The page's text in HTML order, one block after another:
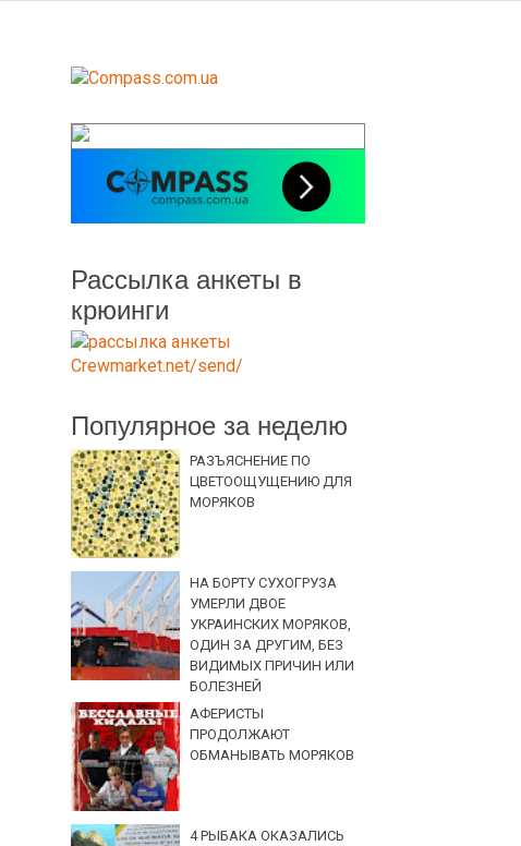
Рассылка анкеты в
крюинги
Популярное за неделю
РАЗЪЯСНЕНИЕ ПО
ЦВЕТООЩУЩЕНИЮ ДЛЯ
МОРЯКОВ
НА БОРТУ СУХОГРУЗА
УМЕРЛИ ДВОЕ
УКРАИНСКИХ МОРЯКОВ,
ОДИН ЗА ДРУГИМ, БЕЗ
ВИДИМЫХ ПРИЧИН ИЛИ
БОЛЕЗНЕЙ
АФЕРИСТЫ
ПРОДОЛЖАЮТ
ОБМАНЫВАТЬ МОРЯКОВ
4 РЫБАКА ОКАЗАЛИСЬ